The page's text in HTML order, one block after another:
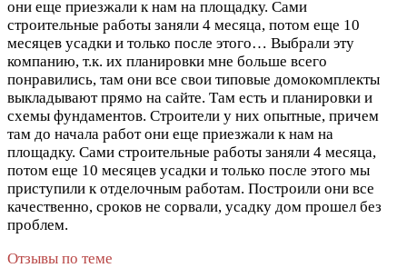
они еще приезжали к нам на площадку. Сами
строительные работы заняли 4 месяца, потом еще 10
месяцев усадки и только после этого… Выбрали эту
компанию, т.к. их планировки мне больше всего
понравились, там они все свои типовые домокомплекты
выкладывают прямо на сайте. Там есть и планировки и
схемы фундаментов. Строители у них опытные, причем
там до начала работ они еще приезжали к нам на
площадку. Сами строительные работы заняли 4 месяца,
потом еще 10 месяцев усадки и только после этого мы
приступили к отделочным работам. Построили они все
качественно, сроков не сорвали, усадку дом прошел без
проблем.
Отзывы по теме